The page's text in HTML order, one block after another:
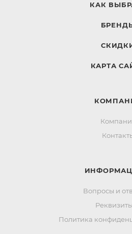
КАК
КАРТА
Вопросы и
Реквизиты
Политика